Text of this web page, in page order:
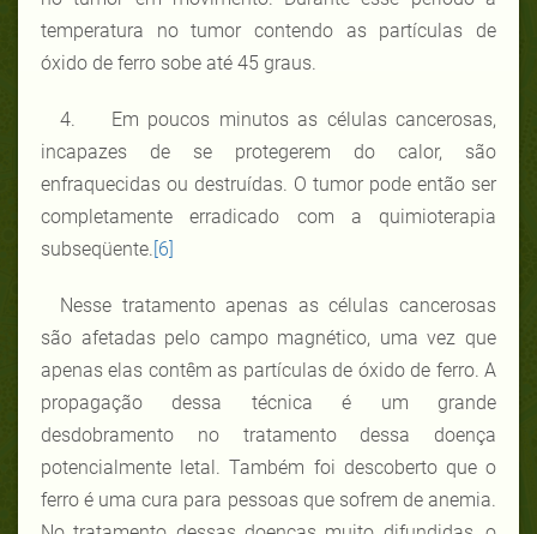
temperatura no tumor contendo as partículas de
óxido de ferro sobe até 45 graus.
4. Em poucos minutos as células cancerosas,
incapazes de se protegerem do calor, são
enfraquecidas ou destruídas. O tumor pode então ser
completamente erradicado com a quimioterapia
subseqüente. [6]
Nesse tratamento apenas as células cancerosas
são afetadas pelo campo magnético, uma vez que
apenas elas contêm as partículas de óxido de ferro. A
propagação dessa técnica é um grande
desdobramento no tratamento dessa doença
potencialmente letal. Também foi descoberto que o
ferro é uma cura para pessoas que sofrem de anemia.